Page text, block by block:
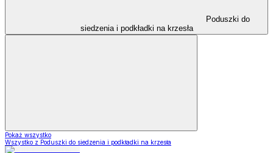
Poduszki do
siedzenia i podkładki na krzesła
Pokaż wszystko
Wszystko z Poduszki do siedzenia i podkładki na krzesła